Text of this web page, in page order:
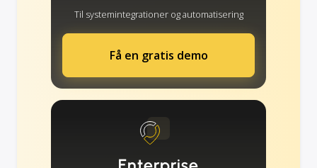
Til systemintegrationer og automatisering
Få en gratis demo